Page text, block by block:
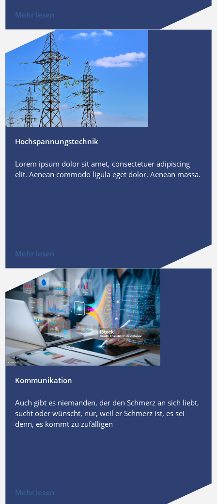
Mehr lesen
Hochspannungstechnik
Lorem ipsum dolor sit amet, consectetuer adipiscing
elit. Aenean commodo ligula eget dolor. Aenean massa.
Mehr lesen
Kommunikation
Auch gibt es niemanden, der den Schmerz an sich liebt,
sucht oder wünscht, nur, weil er Schmerz ist, es sei
denn, es kommt zu zufälligen
Mehr lesen